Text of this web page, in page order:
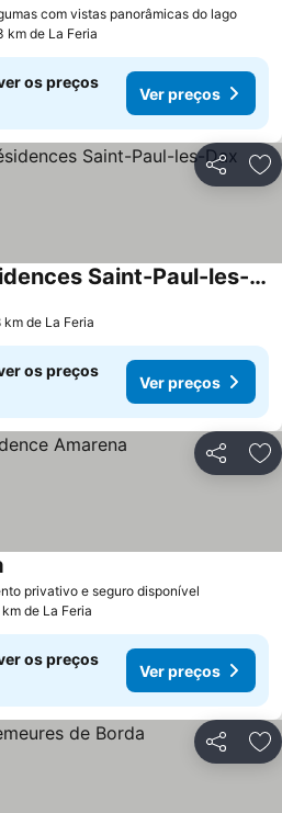
com vistas panorâmicas do lago
km de La Feria
os preços
Ver preços
Partilhar
Zenitude Hôtel-Résidences Saint-Paul-les-Dax
km de La Feria
os preços
Ver preços
Partilhar
privativo e seguro disponível
km de La Feria
os preços
Ver preços
Partilhar